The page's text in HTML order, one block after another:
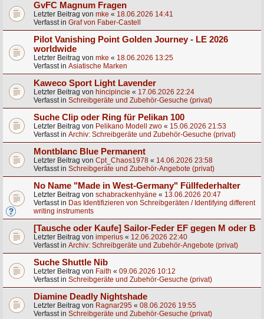
GvFC Magnum Fragen
Letzter Beitrag von mke « 18.06.2026 14:41
Verfasst in Graf von Faber-Castell
Pilot Vanishing Point Golden Journey - LE 2026
worldwide
Letzter Beitrag von mke « 18.06.2026 13:25
Verfasst in Asiatische Marken
Kaweco Sport Light Lavender
Letzter Beitrag von hincipincie « 17.06.2026 22:24
Verfasst in Schreibgeräte und Zubehör-Gesuche (privat)
Suche Clip oder Ring für Pelikan 100
Letzter Beitrag von Pelikano Modell zwo « 15.06.2026 21:53
Verfasst in Archiv: Schreibgeräte und Zubehör-Gesuche (privat)
Montblanc Blue Permanent
Letzter Beitrag von Cpt_Chaos1978 « 14.06.2026 23:58
Verfasst in Schreibgeräte und Zubehör-Angebote (privat)
No Name "Made in West-Germany" Füllfederhalter
Letzter Beitrag von schabrackenhyäne « 13.06.2026 20:47
Verfasst in Das Identifizieren von Schreibgeräten / Identifying different
writing instruments
[Tausche oder Kaufe] Sailor-Feder EF gegen M oder B
Letzter Beitrag von imperius « 12.06.2026 22:40
Verfasst in Archiv: Schreibgeräte und Zubehör-Angebote (privat)
Suche Shuttle Nib
Letzter Beitrag von Faith « 09.06.2026 10:12
Verfasst in Schreibgeräte und Zubehör-Gesuche (privat)
Diamine Deadly Nightshade
Letzter Beitrag von Ragnar295 « 08.06.2026 19:55
Verfasst in Schreibgeräte und Zubehör-Gesuche (privat)